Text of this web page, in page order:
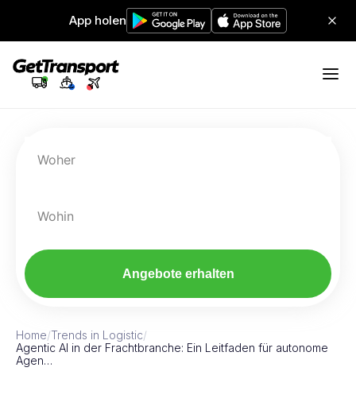
App holen
Woher
Wohin
Angebote erhalten
Home/Trends in Logistic/
Agentic AI in der Frachtbranche: Ein Leitfaden für autonome
Agen…